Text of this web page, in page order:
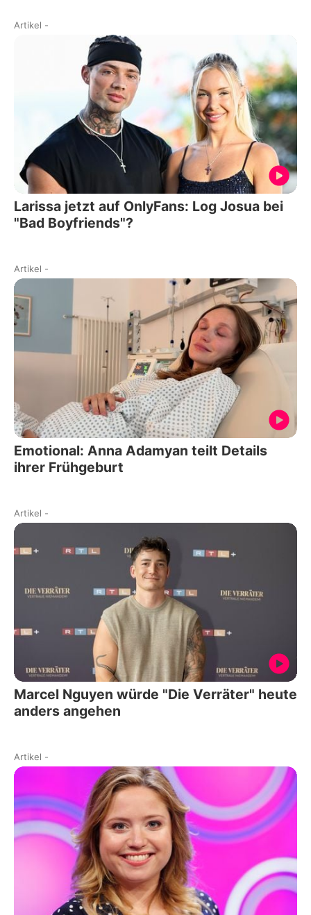
Artikel -
Larissa jetzt auf OnlyFans: Log Josua bei
"Bad Boyfriends"?
Artikel -
Emotional: Anna Adamyan teilt Details
ihrer Frühgeburt
Artikel -
Marcel Nguyen würde "Die Verräter" heute
anders angehen
Artikel -